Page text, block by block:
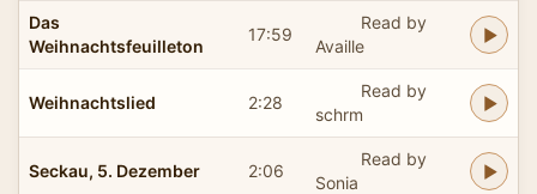
Das
Weihnachtsfeuilleton
17:59
Read by
Availle
Weihnachtslied 2:28
Read by
schrm
Seckau, 5. Dezember 2:06
Read by
Sonia